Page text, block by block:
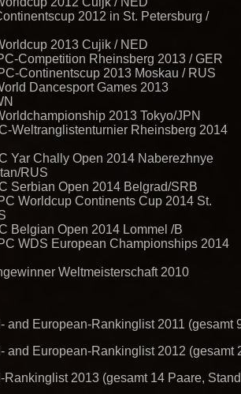
2012 in St. Petersburg /
2013 Cujik / NED
Competition Rheinsberg 2013 / GER
Continentscup 2013 Moskau / RUS
Dancesport Games 2013
2013 Tokyo/JPN
Weltranglistenturnier Rheinsberg 2014
Yar Chally Open 2014 Naberezhnye
RUS
Serbian Open 2014 Belgrad/SRB
Worldcup Continents Cup 2014 St.
Belgian Open 2014 Lommel /B
WDS European Championships 2014
Weltmeisterschaft 2010
and European-Rankinglist 2011 (gesamt
and European-Rankinglist 2012 (gesamt
Rankinglist 2013 (gesamt 14 Paare,